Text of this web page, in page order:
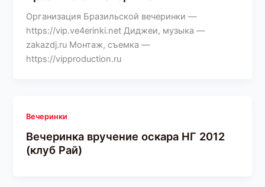
Организация Бразильской вечеринки —
https://vip.ve4erinki.net Диджеи, музыка —
zakazdj.ru Монтаж, съемка —
https://vipproduction.ru
Вечеринки
Вечеринка вручение оскара НГ 2012
(клуб Рай)